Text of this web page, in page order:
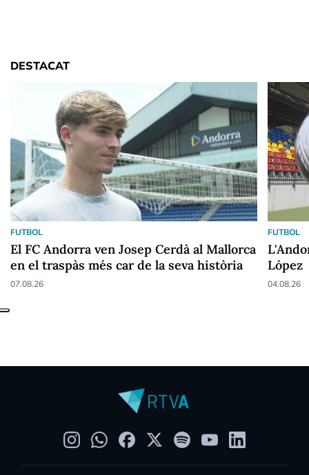
DESTACAT
FUTBOL
El FC Andorra ven Josep Cerdà al Mallorca
en el traspàs més car de la seva història
07.08.26
FUTBOL
López
04.08.26